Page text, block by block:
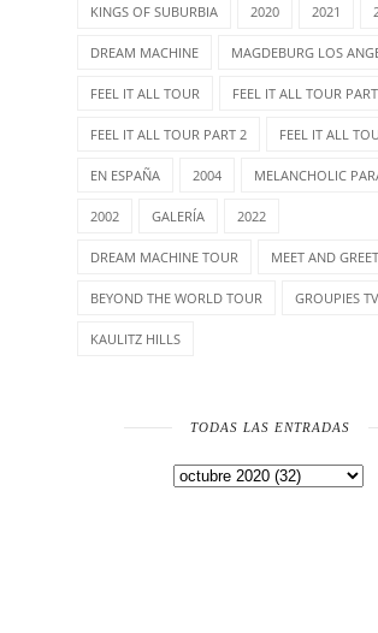
KINGS OF SUBURBIA 2020 2021
DREAM MACHINE MAGDEBURG LOS
FEEL IT ALL TOUR FEEL IT ALL TOUR
FEEL IT ALL TOUR PART 2 FEEL IT ALL
EN ESPAÑA 2004 MELANCHOLIC
2002 GALERÍA 2022
DREAM MACHINE TOUR MEET AND GREET
BEYOND THE WORLD TOUR GROUPIES TV
KAULITZ HILLS
TODAS LAS ENTRADAS